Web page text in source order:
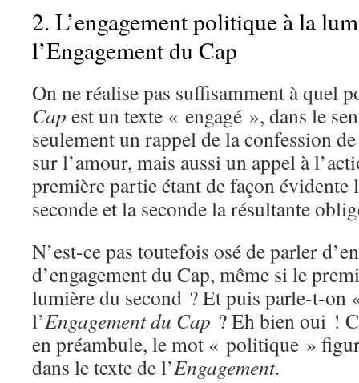
2. L’engagement politique à la
l’Engagement du Cap
On ne réalise pas suffisamment à quel
Cap est un texte « engagé », dans le
seulement un rappel de la confession
sur l’amour, mais aussi un appel à
première partie étant de façon évidente
seconde et la seconde la résultante
N’est-ce pas toutefois osé de parler
d’engagement du Cap, même si le
lumière du second ? Et puis parle-t-on
l’Engagement du Cap ? Eh bien oui !
en préambule, le mot « politique »
dans le texte de l’Engagement.